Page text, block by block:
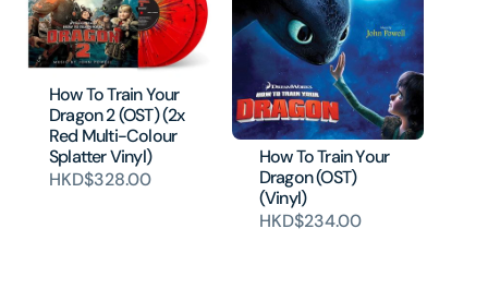
How To Train Your
Dragon 2 (OST) (2x
Red Multi-Colour
Splatter Vinyl)
HKD$328.00
How To Train Your
Dragon (OST)
(Vinyl)
HKD$234.00